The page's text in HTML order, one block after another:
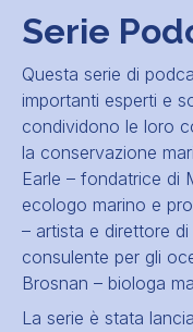
Serie
Questa serie di
importanti esperti e
condividono le loro
la conservazione
Earle – fondatrice di
ecologo marino e
– artista e direttore
consulente per gli
Brosnan – biologa
La serie è stata